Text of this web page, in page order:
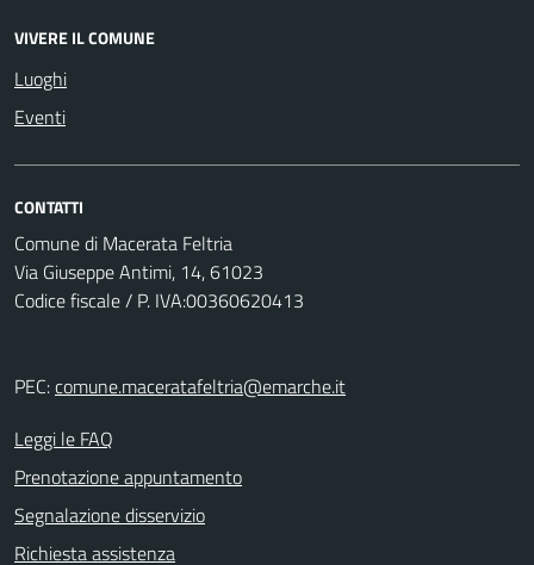
VIVERE IL COMUNE
Luoghi
Eventi
CONTATTI
Comune di Macerata Feltria
Via Giuseppe Antimi, 14, 61023
Codice fiscale / P. IVA:00360620413
PEC:comune.maceratafeltria@emarche.it
Leggi le FAQ
Prenotazione appuntamento
Segnalazione disservizio
Richiesta assistenza